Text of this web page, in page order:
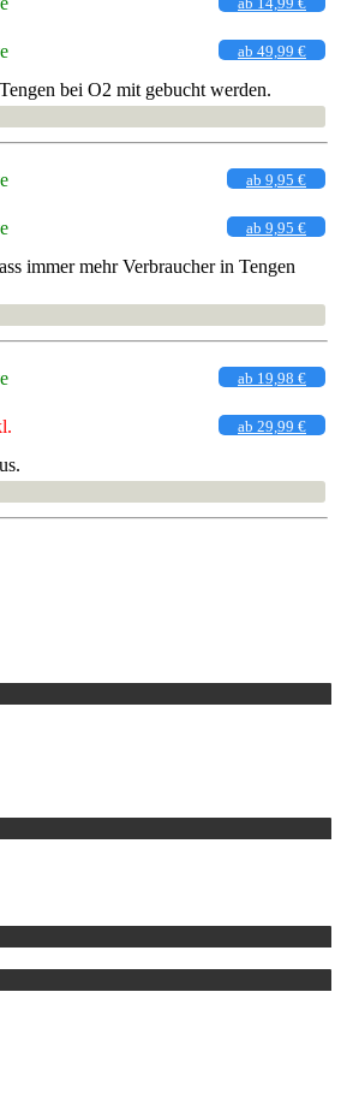
ab 49,99 €
bei O2 mit gebucht werden.
ab 9,95 €
ab 9,95 €
immer mehr Verbraucher in Tengen
ab 19,98 €
ab 29,99 €